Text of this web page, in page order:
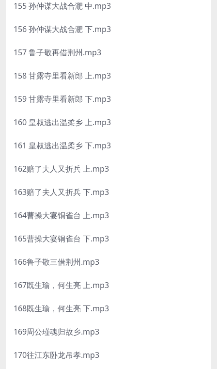
155 孙仲谋大战合淝 中.mp3
156 孙仲谋大战合淝 下.mp3
157 鲁子敬再借荆州.mp3
158 甘露寺里看新郎 上.mp3
159 甘露寺里看新郎 下.mp3
160 皇叔逃出温柔乡 上.mp3
161 皇叔逃出温柔乡 下.mp3
162赔了夫人又折兵 上.mp3
163赔了夫人又折兵 下.mp3
164曹操大宴铜雀台 上.mp3
165曹操大宴铜雀台 下.mp3
166鲁子敬三借荆州.mp3
167既生瑜，何生亮 上.mp3
168既生瑜，何生亮 下.mp3
169周公瑾魂归故乡.mp3
170往江东卧龙吊孝.mp3